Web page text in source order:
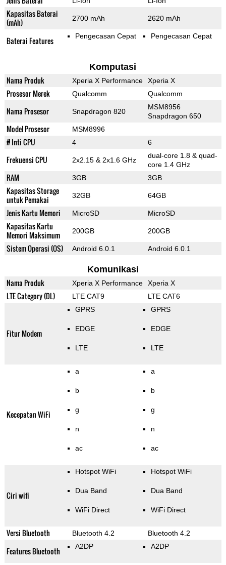
Kapasitas Baterai
(mAh)
2700 mAh 2620 mAh
Baterai Features Pengecasan Cepat Pengecasan Cepat
Komputasi
Nama Produk Xperia X Performance Xperia X
Prosesor Merek Qualcomm Qualcomm
Nama Prosesor Snapdragon 820
MSM8956
Snapdragon 650
Model Prosesor MSM8996
# Inti CPU 4 6
Frekuensi CPU 2x2.15 & 2x1.6 GHz
dual-core 1.8 & quad-
core 1.4 GHz
RAM 3GB 3GB
Kapasitas Storage
untuk Pemakai
32GB 64GB
Jenis Kartu Memori MicroSD MicroSD
Kapasitas Kartu
Memori Maksimum
200GB 200GB
Sistem Operasi (OS) Android 6.0.1 Android 6.0.1
Komunikasi
Nama Produk Xperia X Performance Xperia X
LTE Category (DL) LTE CAT9 LTE CAT6
Fitur Modem
GPRS
EDGE
LTE
GPRS
EDGE
LTE
Kecepatan WiFi
a
b
g
n
ac
a
b
g
n
ac
Ciri wifi
Hotspot WiFi
Dua Band
WiFi Direct
Hotspot WiFi
Dua Band
WiFi Direct
Versi Bluetooth Bluetooth 4.2 Bluetooth 4.2
Features Bluetooth A2DP A2DP